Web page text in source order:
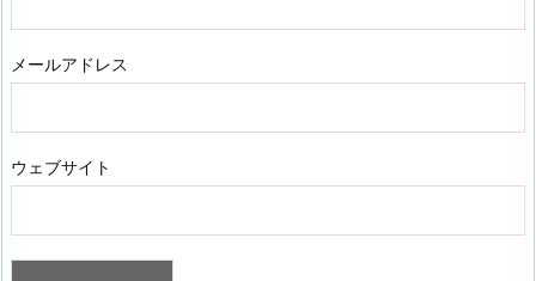
メールアドレス
ウェブサイト